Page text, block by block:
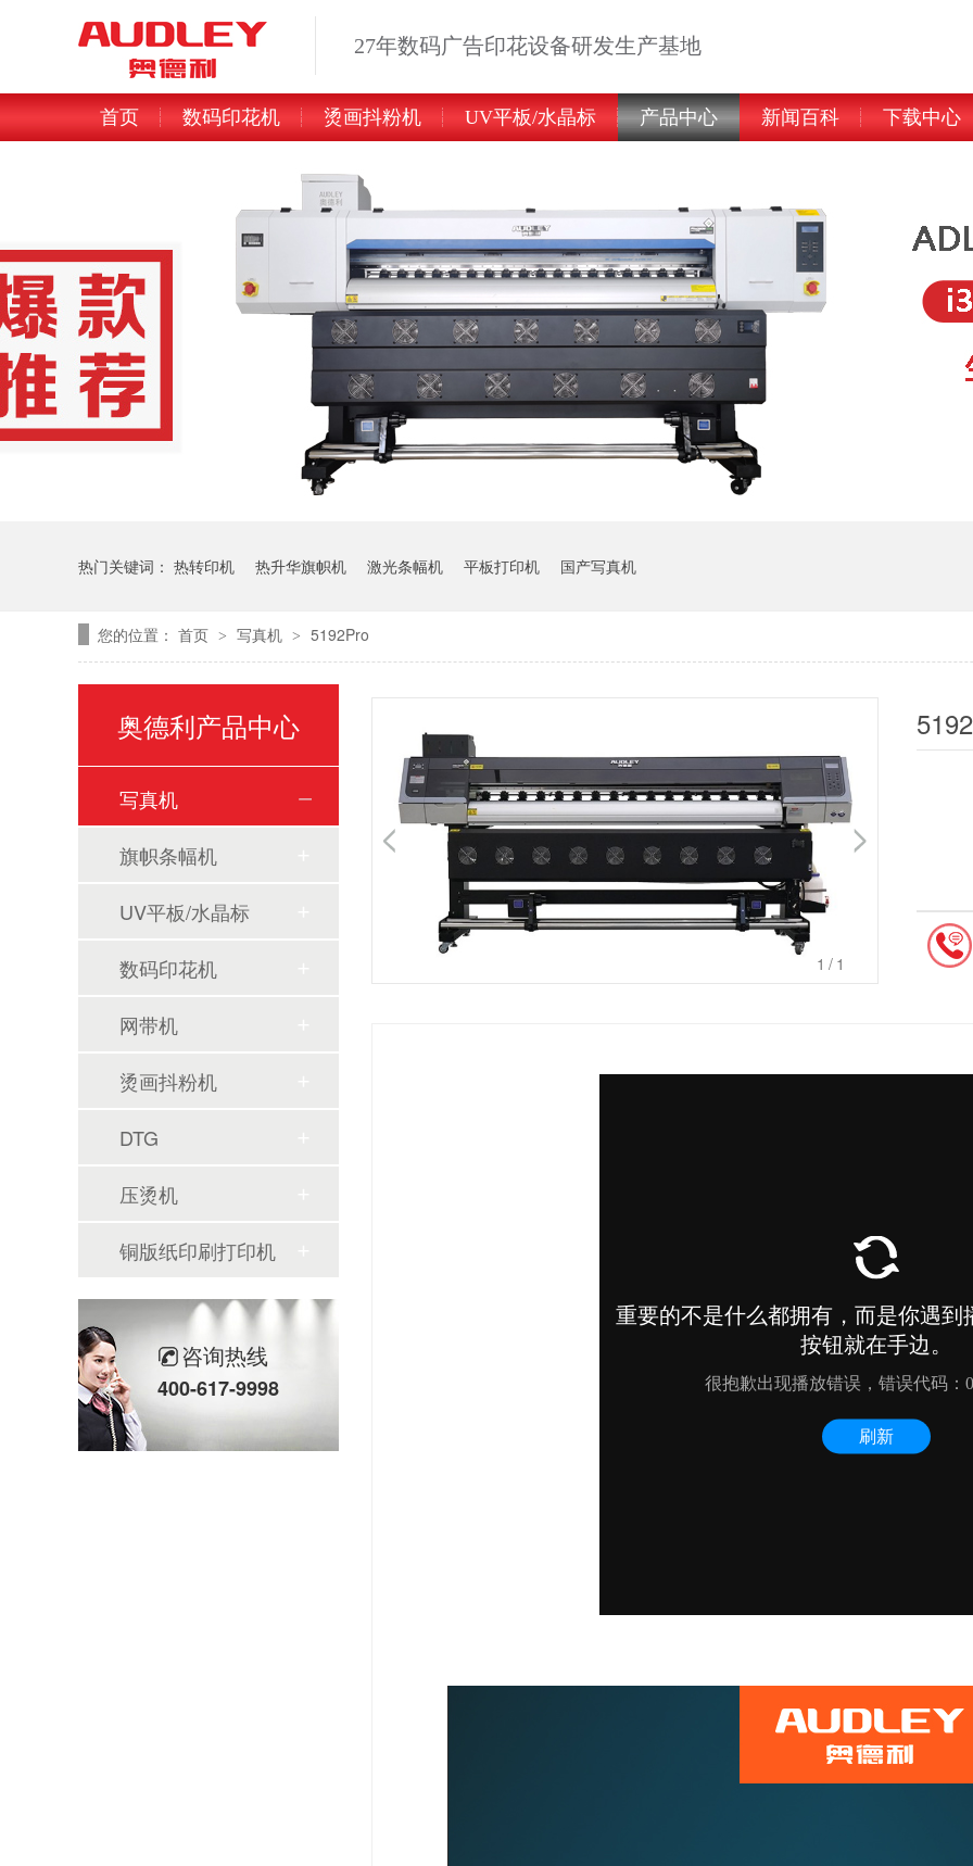
27年数码广告印花设备研发生产基地
首页 数码印花机 烫画抖粉机 UV平板/水晶标 产品中心 新闻百科 下载中心
热门关键词： 热转印机 热升华旗帜机 激光条幅机 平板打印机 国产写真机
您的位置： 首页 > 写真机 > 5192Pro
1 /1
奥德利产品中心
写真机
旗帜条幅机
UV平板/水晶标
数码印花机
网带机
烫画抖粉机
DTG
压烫机
铜版纸印刷打印机
咨询热线
400-617-9998